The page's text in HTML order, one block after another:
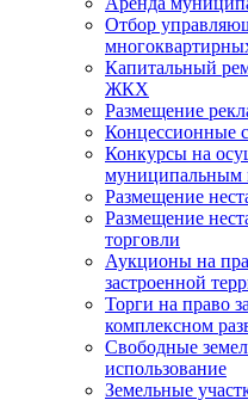
Отбор
Капитальный
ЖКХ
Размещение
Концессионные
Конкурсы на
муниципальным
Размещение
Размещение
торговли
Аукционы на
застроенной
Торги на право
комплексном
Свободные
использование
Земельные